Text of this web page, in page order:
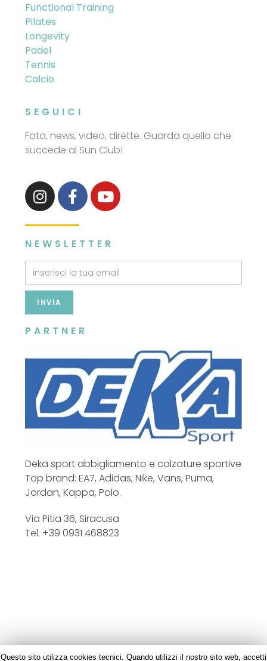
Functional Training
Pilates
Longevity
Padel
Tennis
Calcio
SEGUICI
Foto, news, video, dirette. Guarda quello che
succede al Sun Club!
NEWSLETTER
INVIA
PARTNER
Deka sport abbigliamento e calzature sportive
Top brand: EA7, Adidas, Nike, Vans, Puma,
Jordan, Kappa, Polo.
Via Pitia 36, Siracusa
Tel. +39 0931 468823
Questo sito utilizza cookies tecnici. Quando utilizzi il nostro sito web, accetti